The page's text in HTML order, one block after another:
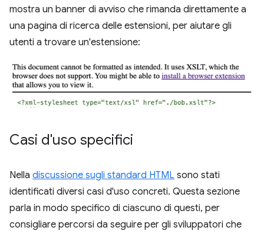
mostra un banner di avviso che rimanda direttamente a
una pagina di ricerca delle estensioni, per aiutare gli
utenti a trovare un'estensione:
Casi d'uso specifici
Nella discussione sugli standard HTML sono stati
identificati diversi casi d'uso concreti. Questa sezione
parla in modo specifico di ciascuno di questi, per
consigliare percorsi da seguire per gli sviluppatori che